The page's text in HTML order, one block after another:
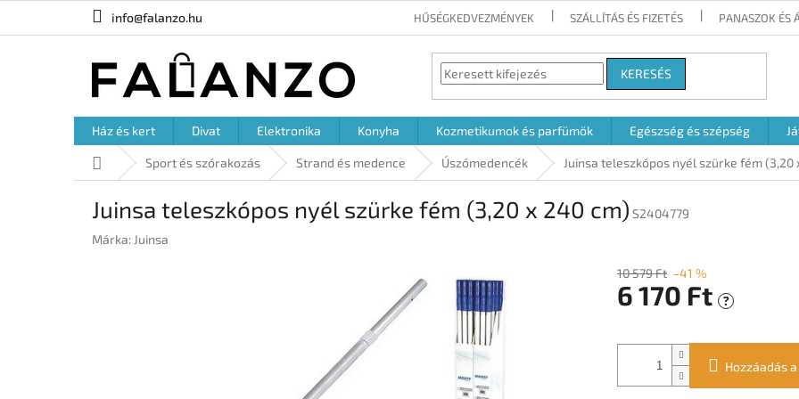
info@falanzo.hu HŰSÉGKEDVEZMÉNYEK SZÁLLÍTÁS ÉS FIZETÉS PANASZOK ÉS
KERESÉS
Ház és kert Divat Elektronika Konyha Kozmetikumok és parfümök Egészség és szépség
KezdőlapSport és szórakozás Strand és medence Úszómedencék Juinsa teleszkópos nyél szürke fém (3,20
Juinsa teleszkópos nyél szürke fém (3,20 x 240 cm) S2404779
Márka: Juinsa
10 579 Ft –41 %
6 170 Ft ?
Hozzáadás